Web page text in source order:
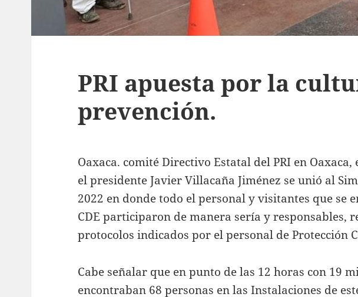
PRI apuesta por la
prevención.
Oaxaca. comité Directivo Estatal del PRI en Oaxaca,
el presidente Javier Villacaña Jiménez se unió al
2022 en donde todo el personal y visitantes que se
CDE participaron de manera sería y responsables,
protocolos indicados por el personal de Protección
Cabe señalar que en punto de las 12 horas con 19
encontraban 68 personas en las Instalaciones de